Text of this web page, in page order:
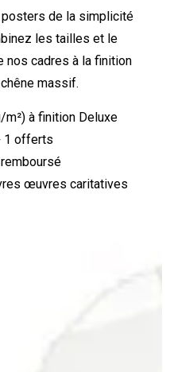
de la simplicité
les tailles et le
nos cadres à la finition
massif.
à finition Deluxe
1 offerts
œuvres caritatives